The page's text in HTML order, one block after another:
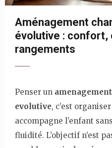
Aménagement
évolutive : confort,
rangements
Penser un
evolutive, c’est
accompagne l’enfant
fluidité. L’objectif n’est